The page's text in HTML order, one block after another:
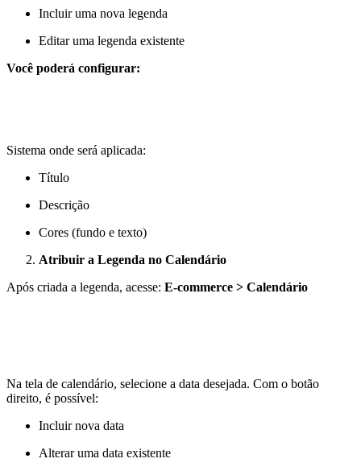
Incluir uma nova legenda
Editar uma legenda existente
Você poderá configurar:
Sistema onde será aplicada:
Título
Descrição
Cores (fundo e texto)
Atribuir a Legenda no Calendário
Após criada a legenda, acesse: E-commerce > Calendário
Na tela de calendário, selecione a data desejada. Com o botão
direito, é possível:
Incluir nova data
Alterar uma data existente